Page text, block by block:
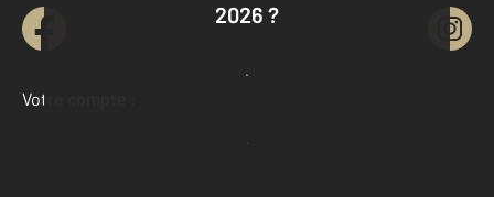
2026 ?
Je découvre
Votre compte :
Accéder à mon compte